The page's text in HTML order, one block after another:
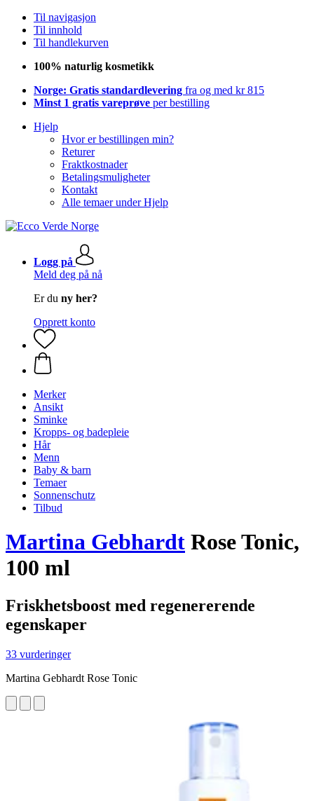
Til navigasjon
Til innhold
Til handlekurven
100% naturlig kosmetikk
Norge: Gratis standardlevering fra og med kr 815
Minst 1 gratis vareprøve per bestilling
Hjelp
Hvor er bestillingen min?
Returer
Fraktkostnader
Betalingsmuligheter
Kontakt
Alle temaer under Hjelp
Logg på
Meld deg på nå
Er du ny her?
Opprett konto
Merker
Ansikt
Sminke
Kropps- og badepleie
Hår
Menn
Baby & barn
Temaer
Sonnenschutz
Tilbud
Martina Gebhardt Rose Tonic,
100 ml
Friskhetsboost med regenererende
egenskaper
33 vurderinger
Martina Gebhardt Rose Tonic